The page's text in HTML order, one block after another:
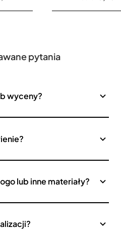
pytania
wyceny?
lub inne materiały?